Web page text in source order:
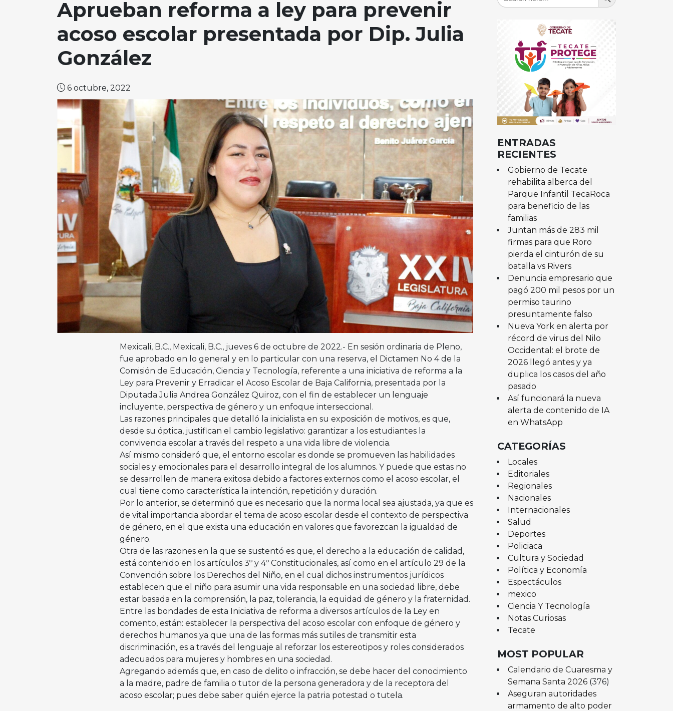
Aprueban reforma a ley para prevenir
acoso escolar presentada por Dip. Julia
González
6 octubre, 2022
Mexicali, B.C., Mexicali, B.C., jueves 6 de octubre de 2022.- En sesión ordinaria de Pleno,
fue aprobado en lo general y en lo particular con una reserva, el Dictamen No 4 de la
Comisión de Educación, Ciencia y Tecnología, referente a una iniciativa de reforma a la
Ley para Prevenir y Erradicar el Acoso Escolar de Baja California, presentada por la
Diputada Julia Andrea González Quiroz, con el fin de establecer un lenguaje
incluyente, perspectiva de género y un enfoque interseccional.
Las razones principales que detalló la inicialista en su exposición de motivos, es que,
desde su óptica, justifican el cambio legislativo: garantizar a los estudiantes la
convivencia escolar a través del respeto a una vida libre de violencia.
Así mismo consideró que, el entorno escolar es donde se promueven las habilidades
sociales y emocionales para el desarrollo integral de los alumnos. Y puede que estas no
se desarrollen de manera exitosa debido a factores externos como el acoso escolar, el
cual tiene como característica la intención, repetición y duración.
Por lo anterior, se determinó que es necesario que la norma local sea ajustada, ya que es
de vital importancia abordar el tema de acoso escolar desde el contexto de perspectiva
de género, en el que exista una educación en valores que favorezcan la igualdad de
género.
Otra de las razones en la que se sustentó es que, el derecho a la educación de calidad,
está contenido en los artículos 3º y 4º Constitucionales, así como en el artículo 29 de la
Convención sobre los Derechos del Niño, en el cual dichos instrumentos jurídicos
establecen que el niño para asumir una vida responsable en una sociedad libre, debe
estar basada en la comprensión, la paz, tolerancia, la equidad de género y la fraternidad.
Entre las bondades de esta Iniciativa de reforma a diversos artículos de la Ley en
comento, están: establecer la perspectiva del acoso escolar con enfoque de género y
derechos humanos ya que una de las formas más sutiles de transmitir esta
discriminación, es a través del lenguaje al reforzar los estereotipos y roles considerados
adecuados para mujeres y hombres en una sociedad.
Agregando además que, en caso de delito o infracción, se debe hacer del conocimiento
a la madre, padre de familia o tutor de la persona generadora y de la receptora del
acoso escolar; pues debe saber quién ejerce la patria potestad o tutela.
ENTRADAS
RECIENTES
Gobierno de Tecate
rehabilita alberca del
Parque Infantil TecaRoca
para beneficio de las
familias
Juntan más de 283 mil
firmas para que Roro
pierda el cinturón de su
batalla vs Rivers
Denuncia empresario que
pagó 200 mil pesos por un
permiso taurino
presuntamente falso
Nueva York en alerta por
récord de virus del Nilo
Occidental: el brote de
2026 llegó antes y ya
duplica los casos del año
pasado
Así funcionará la nueva
alerta de contenido de IA
en WhatsApp
CATEGORÍAS
Locales
Editoriales
Regionales
Nacionales
Internacionales
Salud
Deportes
Policiaca
Cultura y Sociedad
Política y Economía
Espectáculos
mexico
Ciencia Y Tecnología
Notas Curiosas
Tecate
MOST POPULAR
Calendario de Cuaresma y
Semana Santa 2026 (376)
Aseguran autoridades
armamento de alto poder